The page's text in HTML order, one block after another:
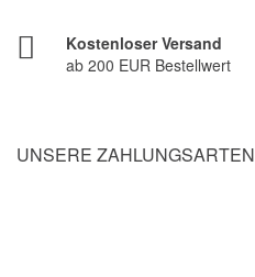
Kostenloser Versand
ab 200 EUR Bestellwert
UNSERE ZAHLUNGSARTEN